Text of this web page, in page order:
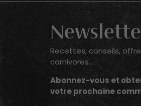
Recettes, conseils,
carnivores...
Abonnez-vous et
votre prochaine